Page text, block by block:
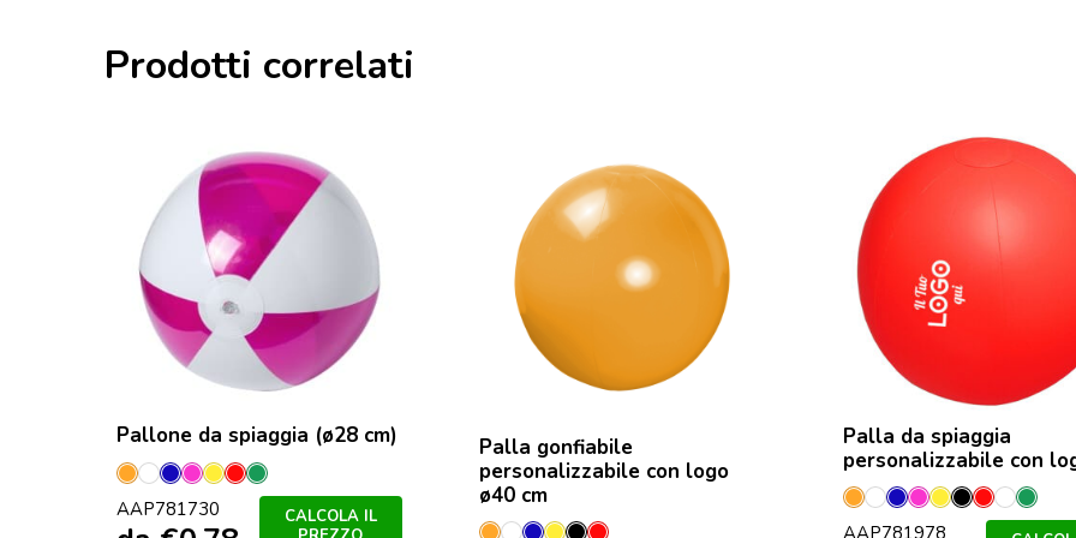
Prodotti correlati
Pallone da spiaggia (ø28 cm)
Arancione
Bianco
BluFucsia
Giallo
RossoVerde
AAP781730
CALCOLA IL
Palla gonfiabile
personalizzabile con logo
ø40 cm
Palla da spiaggia
personalizzabile con
Arancione
Bianco
BluFucsia
Giallo
NeroRossoVerde
AAP781978